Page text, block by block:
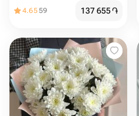
4.6559 137 655֏